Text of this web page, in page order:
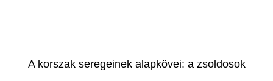
A korszak seregeinek alapkövei: a zsoldosok